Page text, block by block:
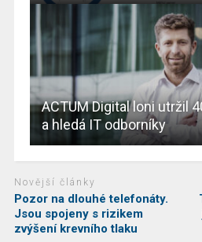
ACTUM Digital loni utržil
a hledá IT odborníky
Novější články
Pozor na dlouhé telefonáty.
Jsou spojeny s rizikem
zvýšení krevního tlaku